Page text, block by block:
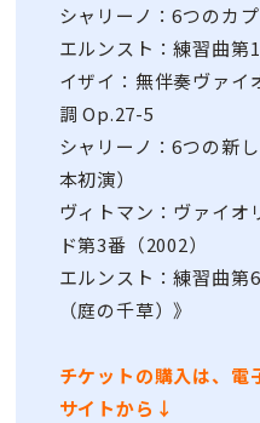
シャリーノ：6つのカプ
エルンスト：練習曲第
イザイ：無伴奏ヴァイ
調 Op.27-5
シャリーノ：6つの新
本初演）
ヴィトマン：ヴァイオ
ド第3番（2002）
エルンスト：練習曲第
（庭の千草）》
チケットの購入は、
サイトから↓